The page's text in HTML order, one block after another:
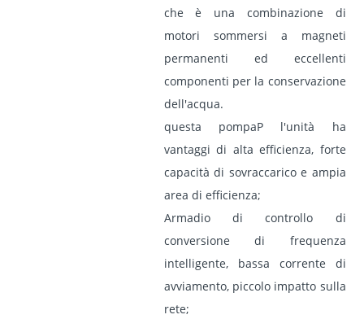
che è una combinazione di
motori sommersi a magneti
permanenti ed eccellenti
componenti per la conservazione
dell'acqua.
questa pompaP l'unità ha
vantaggi di alta efficienza, forte
capacità di sovraccarico e ampia
area di efficienza;
Armadio di controllo di
conversione di frequenza
intelligente, bassa corrente di
avviamento, piccolo impatto sulla
rete;